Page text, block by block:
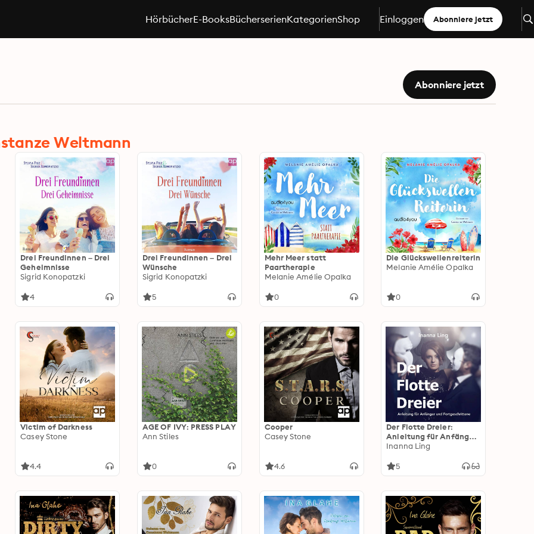
HörbücherE-BooksBücherserienKategorienShop Einloggen Abonniere jetzt
Abonniere jetzt
Weltmann
Drei Freundinnen – Drei
Geheimnisse
Sigrid Konopatzki
4
Drei Freundinnen – Drei
Wünsche
Sigrid Konopatzki
5
Mehr Meer statt
Paartherapie
Melanie Amélie Opalka
0
Die Glückswellenreiterin
Melanie Amélie Opalka
0
Victim of Darkness
Casey Stone
4.4
AGE OF IVY: PRESS PLAY
Ann Stiles
0
Cooper
Casey Stone
4.6
Der Flotte Dreier:
Anleitung für Anfänger
und Fortgeschrittene
Inanna Ling
5